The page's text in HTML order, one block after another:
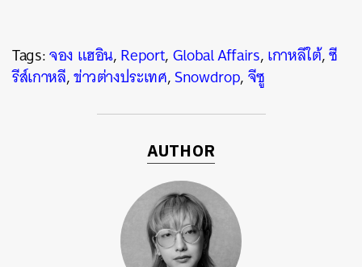
Tags:จอง แฮอิน,Report,Global Affairs,เกาหลีใต้,ซี
รีส์เกาหลี,ข่าวต่างประเทศ,Snowdrop,จีซู
AUTHOR